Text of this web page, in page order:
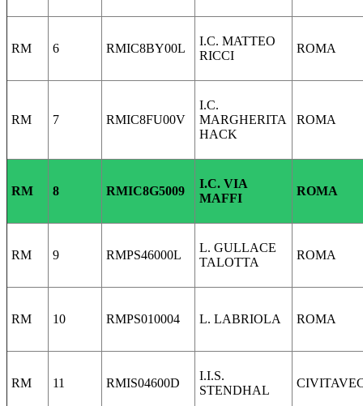
RM 6 RMIC8BY00L
I.C. MATTEO
RICCI
ROMA
RM 7 RMIC8FU00V
I.C.
MARGHERITA
HACK
ROMA
RM 8 RMIC8G5009
I.C. VIA
MAFFI
ROMA
RM 9 RMPS46000L
L. GULLACE
TALOTTA
ROMA
RM 10 RMPS010004 L. LABRIOLA ROMA
RM 11 RMIS04600D
I.I.S.
STENDHAL